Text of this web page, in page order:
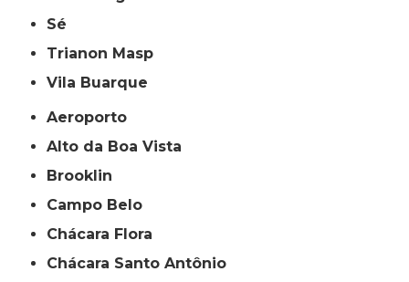
Sé
Trianon Masp
Vila Buarque
Aeroporto
Alto da Boa Vista
Brooklin
Campo Belo
Chácara Flora
Chácara Santo Antônio